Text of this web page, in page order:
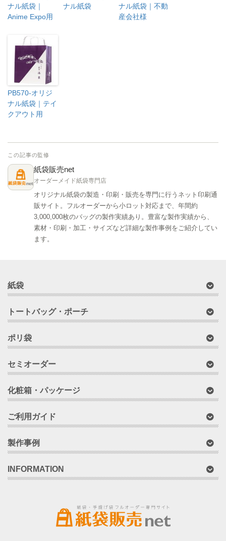
ナル紙袋｜
Anime Expo用
ナル紙袋
ナル紙袋｜不動
産会社様
PB570-オリジ
ナル紙袋｜テイ
クアウト用
この記事の監修
紙袋販売net
オーダーメイド紙袋専門店
オリジナル紙袋の製造・印刷・販売を専門に行うネット印刷通
販サイト。フルオーダーから小ロット対応まで、年間約
3,000,000枚のバッグの製作実績あり。豊富な製作実績から、
素材・印刷・加工・サイズなど詳細な製作事例をご紹介してい
ます。
紙袋
トートバッグ・ポーチ
ポリ袋
セミオーダー
化粧箱・パッケージ
ご利用ガイド
製作事例
INFORMATION